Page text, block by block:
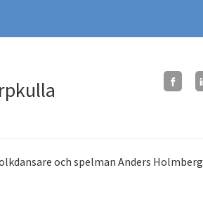
och spelman Anders Holmberg